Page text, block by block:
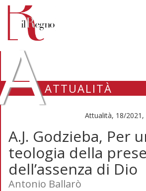
ATTUALITÀ
Attualità, 18/
A.J. Godzieba, Per
teologia della
dell’assenza di Dio
Antonio Ballarò